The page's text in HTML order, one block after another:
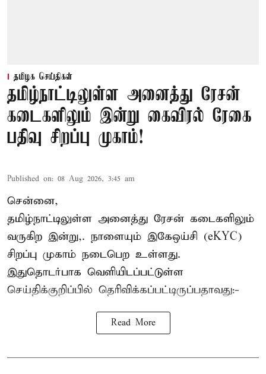
தமிழக செய்திகள்
தமிழ்நாட்டிலுள்ள அனைத்து ரேசன்
கடைகளிலும் இன்று கைவிரல் ரேகை
பதிவு சிறப்பு முகாம்!
Published on: 08 Aug 2026, 3:45 am
சென்னை,
தமிழ்நாட்டிலுள்ள அனைத்து ரேசன் கடைகளிலும்
வருகிற இன்று,. நாளையும் இகேஒய்சி (eKYC)
சிறப்பு முகாம் நடைபெற உள்ளது.
இதுதொடர்பாக வெளியிடப்பட்டுள்ள
செய்திக்குறிப்பில் தெரிவிக்கப்பட்டிருப்பதாவது:-
Read More